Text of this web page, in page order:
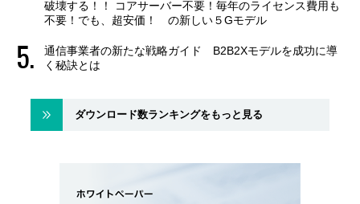
破壊する！！ コアサーバー不要！毎年のライセンス費用も
不要！でも、超安価！ の新しい５Gモデル
通信事業者の新たな戦略ガイド B2B2Xモデルを成功に導
く秘訣とは
ダウンロード数ランキングをもっと見る